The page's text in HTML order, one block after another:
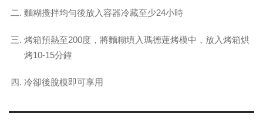
麵糊攪拌均勻後放入容器冷藏至少24小時
烤箱預熱至200度，將麵糊填入瑪德蓮烤模中，放入烤箱烘
烤10-15分鐘
冷卻後脫模即可享用